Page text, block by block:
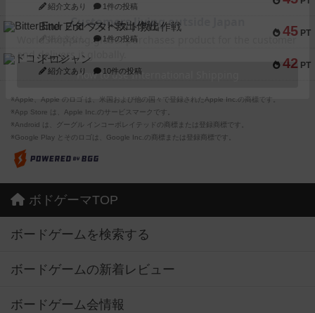
紹介文あり 1件の投稿
45 PT
Bitter End ブタペスト救出作戦
1件の投稿
42 PT
ドコジャン
紹介文あり 10件の投稿
※Apple、Apple のロゴ は、米国および他の国々で登録されたApple Inc.の商標です。
※App Store は、Apple Inc.のサービスマークです。
※Android は、グーグル インコーポレイテッドの商標または登録商標です。
※Google Play とそのロゴは、Google Inc.の商標または登録商標です。
ボドゲーマTOP
ボードゲームを検索する
ボードゲームの新着レビュー
ボードゲーム会情報